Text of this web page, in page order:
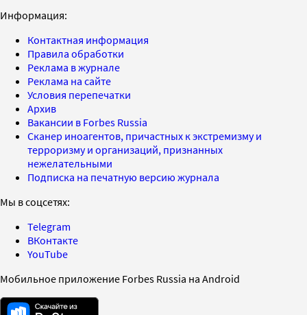
Информация:
Контактная информация
Правила обработки
Реклама в журнале
Реклама на сайте
Условия перепечатки
Архив
Вакансии в Forbes Russia
Сканер иноагентов, причастных к экстремизму и
терроризму и организаций, признанных
нежелательными
Подписка на печатную версию журнала
Мы в соцсетях:
Telegram
ВКонтакте
YouTube
Мобильное приложение Forbes Russia на Android